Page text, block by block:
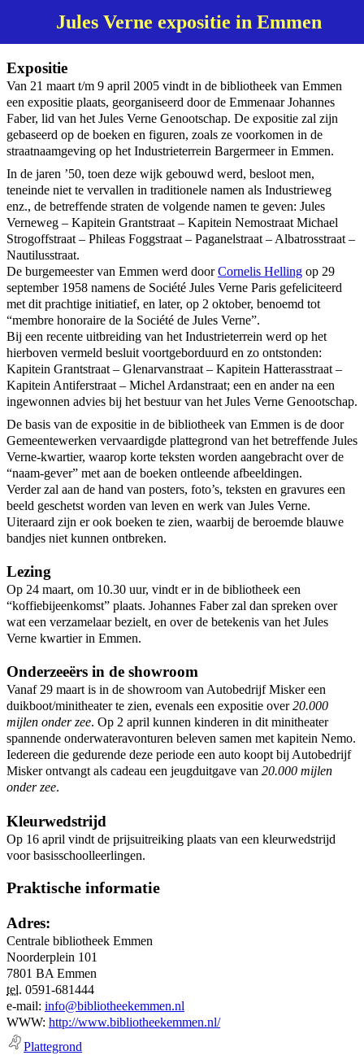
Jules Verne expositie in Emmen
Expositie
Van 21 maart t/m 9 april 2005 vindt in de bibliotheek van Emmen
een expositie plaats, georganiseerd door de Emmenaar Johannes
Faber, lid van het Jules Verne Genootschap. De expositie zal zijn
gebaseerd op de boeken en figuren, zoals ze voorkomen in de
straatnaamgeving op het Industrieterrein Bargermeer in Emmen.
In de jaren ’50, toen deze wijk gebouwd werd, besloot men,
teneinde niet te vervallen in traditionele namen als Industrieweg
enz., de betreffende straten de volgende namen te geven: Jules
Verneweg – Kapitein Grantstraat – Kapitein Nemostraat Michael
Strogoffstraat – Phileas Foggstraat – Paganelstraat – Albatrosstraat –
Nautilusstraat.
De burgemeester van Emmen werd doorCornelis Helling op 29
september 1958 namens de Société Jules Verne Paris gefeliciteerd
met dit prachtige initiatief, en later, op 2 oktober, benoemd tot
“membre honoraire de la Société de Jules Verne”.
Bij een recente uitbreiding van het Industrieterrein werd op het
hierboven vermeld besluit voortgeborduurd en zo ontstonden:
Kapitein Grantstraat – Glenarvanstraat – Kapitein Hatterasstraat –
Kapitein Antiferstraat – Michel Ardanstraat; een en ander na een
ingewonnen advies bij het bestuur van het Jules Verne Genootschap.
De basis van de expositie in de bibliotheek van Emmen is de door
Gemeentewerken vervaardigde plattegrond van het betreffende Jules
Verne-kwartier, waarop korte teksten worden aangebracht over de
“naam-gever” met aan de boeken ontleende afbeeldingen.
Verder zal aan de hand van posters, foto’s, teksten en gravures een
beeld geschetst worden van leven en werk van Jules Verne.
Uiteraard zijn er ook boeken te zien, waarbij de beroemde blauwe
bandjes niet kunnen ontbreken.
Lezing
Op 24 maart, om 10.30 uur, vindt er in de bibliotheek een
“koffiebijeenkomst” plaats. Johannes Faber zal dan spreken over
wat een verzamelaar bezielt, en over de betekenis van het Jules
Verne kwartier in Emmen.
Onderzeeërs in de showroom
Vanaf 29 maart is in de showroom van Autobedrijf Misker een
duikboot/minitheater te zien, evenals een expositie over20.000
mijlen onder zee. Op 2 april kunnen kinderen in dit minitheater
spannende onderwateravonturen beleven samen met kapitein Nemo.
Iedereen die gedurende deze periode een auto koopt bij Autobedrijf
Misker ontvangt als cadeau een jeugduitgave van 20.000 mijlen
onder zee.
Kleurwedstrijd
Op 16 april vindt de prijsuitreiking plaats van een kleurwedstrijd
voor basisschoolleerlingen.
Praktische informatie
Adres:
Centrale bibliotheek Emmen
Noorderplein 101
7801 BA Emmen
tel. 0591-681444
e-mail: info@bibliotheekemmen.nl
WWW: http://www.bibliotheekemmen.nl/
Plattegrond